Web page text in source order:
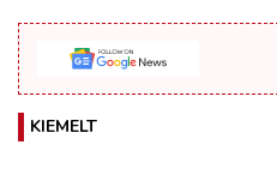
KIEMELT